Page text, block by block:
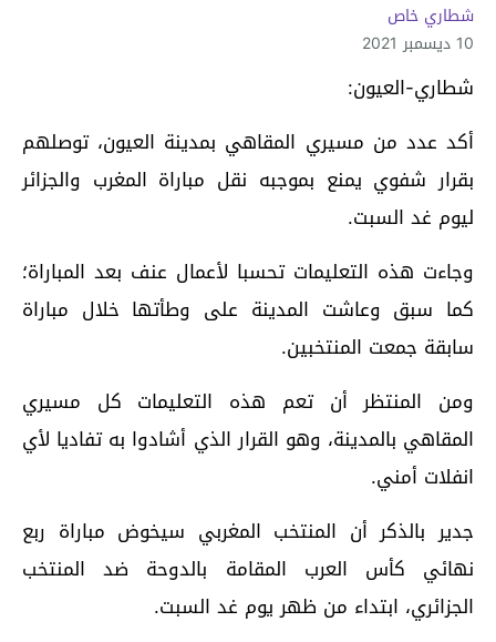
شطاري خاص
10 ديسمبر 2021
شطاري-العيون:
أكد عدد من مسيري المقاهي بمدينة العيون، توصلهم
بقرار شفوي يمنع بموجبه نقل مباراة المغرب والجزائر
ليوم غد السبت.
وجاءت هذه التعليمات تحسبا لأعمال عنف بعد المباراة؛
كما سبق وعاشت المدينة على وطأتها خلال مباراة
سابقة جمعت المنتخبين.
ومن المنتظر أن تعم هذه التعليمات كل مسيري
المقاهي بالمدينة، وهو القرار الذي أشادوا به تفاديا لأي
انفلات أمني.
جدير بالذكر أن المنتخب المغربي سيخوض مباراة ربع
نهائي كأس العرب المقامة بالدوحة ضد المنتخب
الجزائري، ابتداء من ظهر يوم غد السبت.